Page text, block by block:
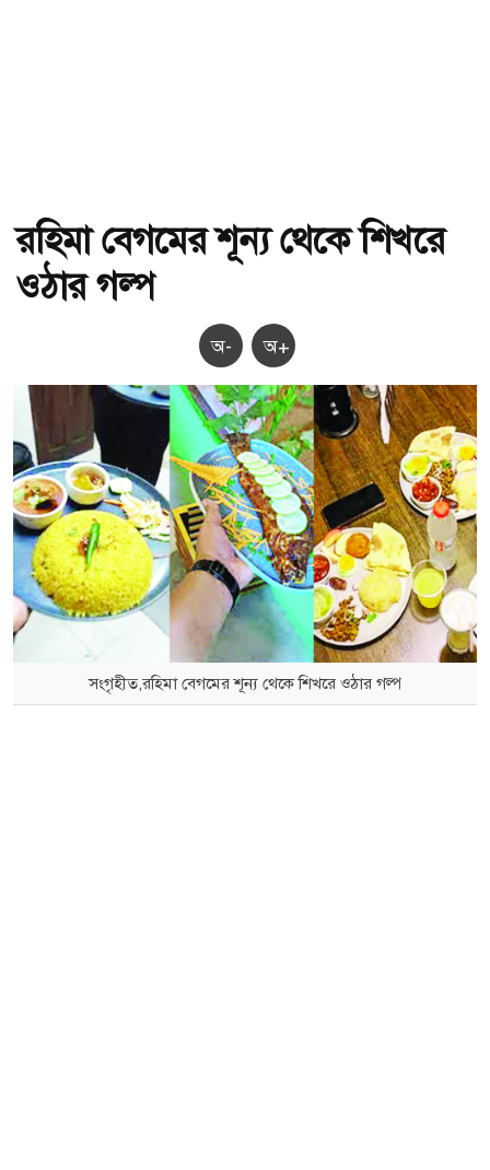
রহিমা বেগমের শূন্য থেকে শিখরে
ওঠার গল্প
অ- অ+
সংগৃহীত,রহিমা বেগমের শূন্য থেকে শিখরে ওঠার গল্প